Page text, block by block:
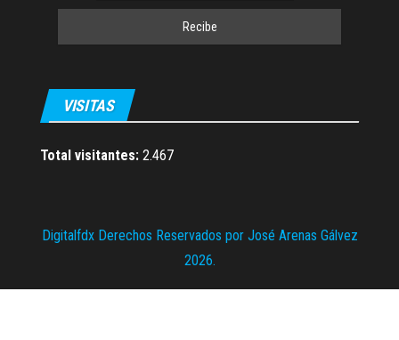
VISITAS
Total visitantes: 2.467
Digitalfdx Derechos Reservados por José Arenas Gálvez
2026.